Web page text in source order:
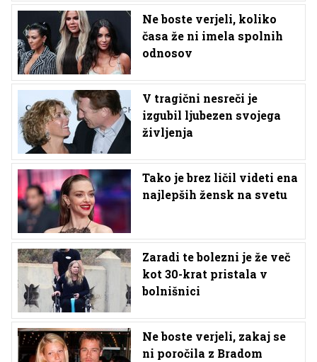
Ne boste verjeli, koliko
časa že ni imela spolnih
odnosov
V tragični nesreči je
izgubil ljubezen svojega
življenja
Tako je brez ličil videti ena
najlepših žensk na svetu
Zaradi te bolezni je že več
kot 30-krat pristala v
bolnišnici
Ne boste verjeli, zakaj se
ni poročila z Bradom